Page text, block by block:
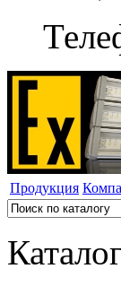
Продукция